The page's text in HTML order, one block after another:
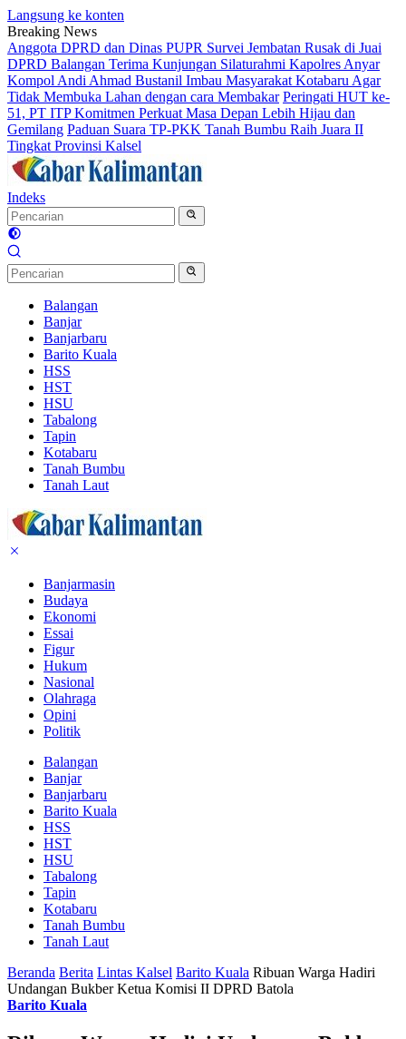
Langsung ke konten
Breaking News
Anggota DPRD dan Dinas PUPR Survei Jembatan Rusak di Juai
DPRD Balangan Terima Kunjungan Silaturahmi Kapolres Anyar
Kompol Andi Ahmad Bustanil Imbau Masyarakat Kotabaru Agar
Tidak Membuka Lahan dengan cara Membakar Peringati HUT ke-
51, PT ITP Komitmen Perkuat Masa Depan Lebih Hijau dan
Gemilang Paduan Suara TP-PKK Tanah Bumbu Raih Juara II
Tingkat Provinsi Kalsel
Indeks
Balangan
Banjar
Banjarbaru
Barito Kuala
HSS
HST
HSU
Tabalong
Tapin
Kotabaru
Tanah Bumbu
Tanah Laut
Banjarmasin
Budaya
Ekonomi
Essai
Figur
Hukum
Nasional
Olahraga
Opini
Politik
Balangan
Banjar
Banjarbaru
Barito Kuala
HSS
HST
HSU
Tabalong
Tapin
Kotabaru
Tanah Bumbu
Tanah Laut
Beranda Berita Lintas Kalsel Barito Kuala Ribuan Warga Hadiri
Undangan Bukber Ketua Komisi II DPRD Batola
Barito Kuala